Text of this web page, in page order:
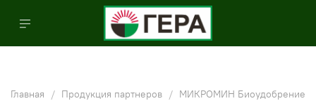
Главная Продукция партнеров МИКРОМИН Биоудобрение